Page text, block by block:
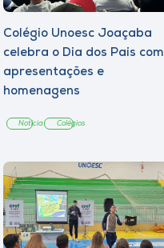
Colégio Unoesc Joaçaba
celebra o Dia dos Pais com
apresentações e
homenagens
Notícia Colégios